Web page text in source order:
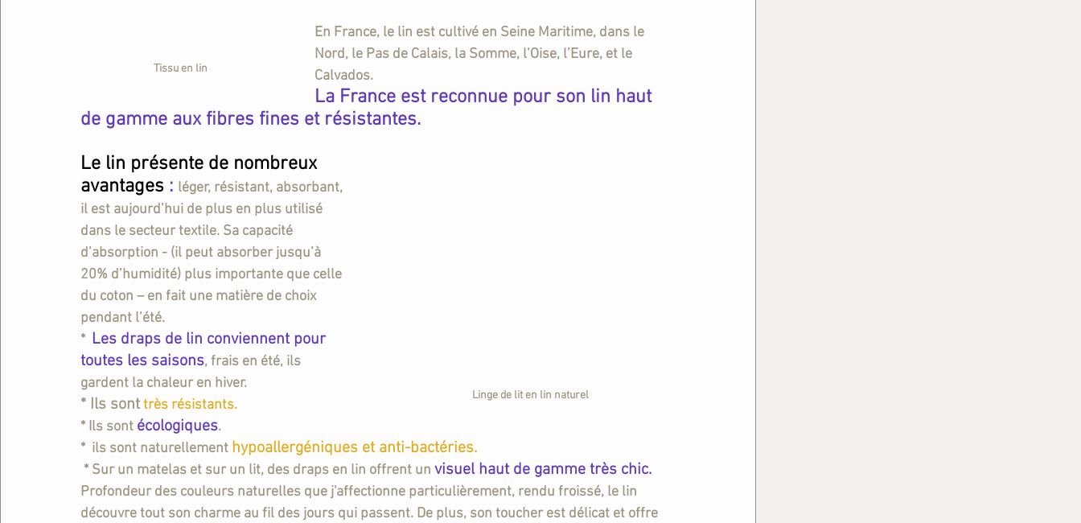
Tissu en lin
En France, le lin est cultivé en Seine Maritime, dans le
Nord, le Pas de Calais, la Somme, l’Oise, l’Eure, et le
Calvados.
La France est reconnue pour son lin haut
de gamme aux fibres fines et résistantes.
Linge de lit en lin naturel
Le lin présente de nombreux
avantages : léger, résistant, absorbant,
il est aujourd’hui de plus en plus utilisé
dans le secteur textile. Sa capacité
d’absorption - (il peut absorber jusqu’à
20% d’humidité) plus importante que celle
du coton – en fait une matière de choix
pendant l’été.
* Les draps de lin conviennent pour
toutes les saisons, frais en été, ils
gardent la chaleur en hiver.
* Ils sonttrès résistants.
* Ils sont écologiques.
*  ils sont naturellement hypoallergéniques et anti-bactéries.
* Sur un matelas et sur un lit, des draps en lin offrent un visuel haut de gamme très chic.
Profondeur des couleurs naturelles que j'affectionne particulièrement, rendu froissé, le lin
découvre tout son charme au fil des jours qui passent. De plus, son toucher est délicat et offre